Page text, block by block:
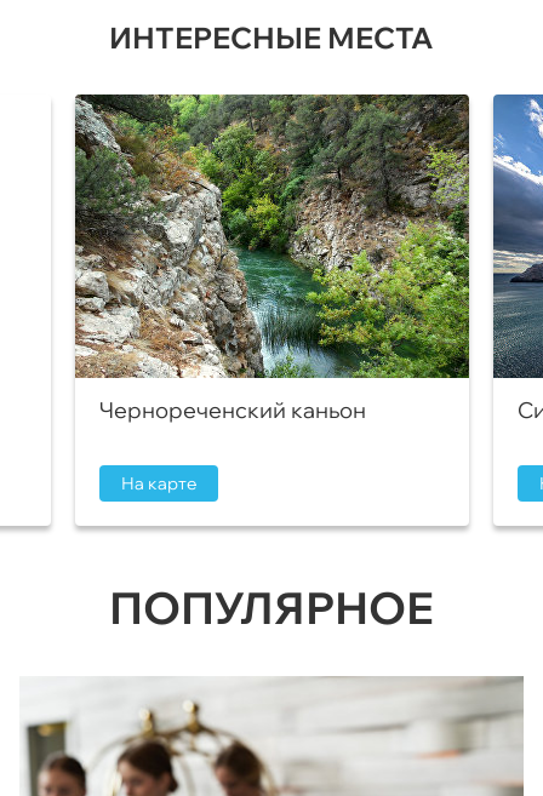
ИНТЕРЕСНЫЕ МЕСТА
Чернореченский каньон
На карте
ПОПУЛЯРНОЕ